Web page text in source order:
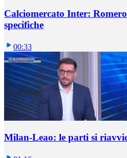
Calciomercato Inter:
specifiche
00:33
Milan-Leao: le parti si